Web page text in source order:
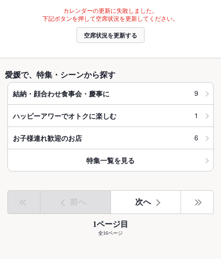
カレンダーの更新に失敗しました。
下記ボタンを押して空席状況を更新してください。
空席状況を更新する
愛媛で、特集・シーンから探す
結納・顔合わせ食事会・慶事に 9
ハッピーアワーでオトクに楽しむ 1
お子様連れ歓迎のお店 6
特集一覧を見る
前へ 次へ
1ページ目
全16ページ